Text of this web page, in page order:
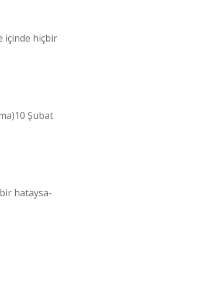
içinde hiçbir
Şubat
hataysa-